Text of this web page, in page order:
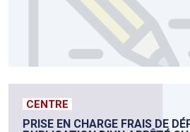
CENTRE
PRISE EN CHARGE FRAIS DE